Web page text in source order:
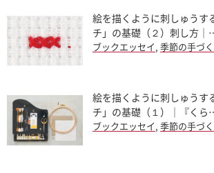
絵を描くように刺しゅうす
チ」の基礎（２）刺し方｜
ブックエッセイ 季節の手づ
絵を描くように刺しゅうす
チ」の基礎（１）｜『くら
ブックエッセイ 季節の手づ